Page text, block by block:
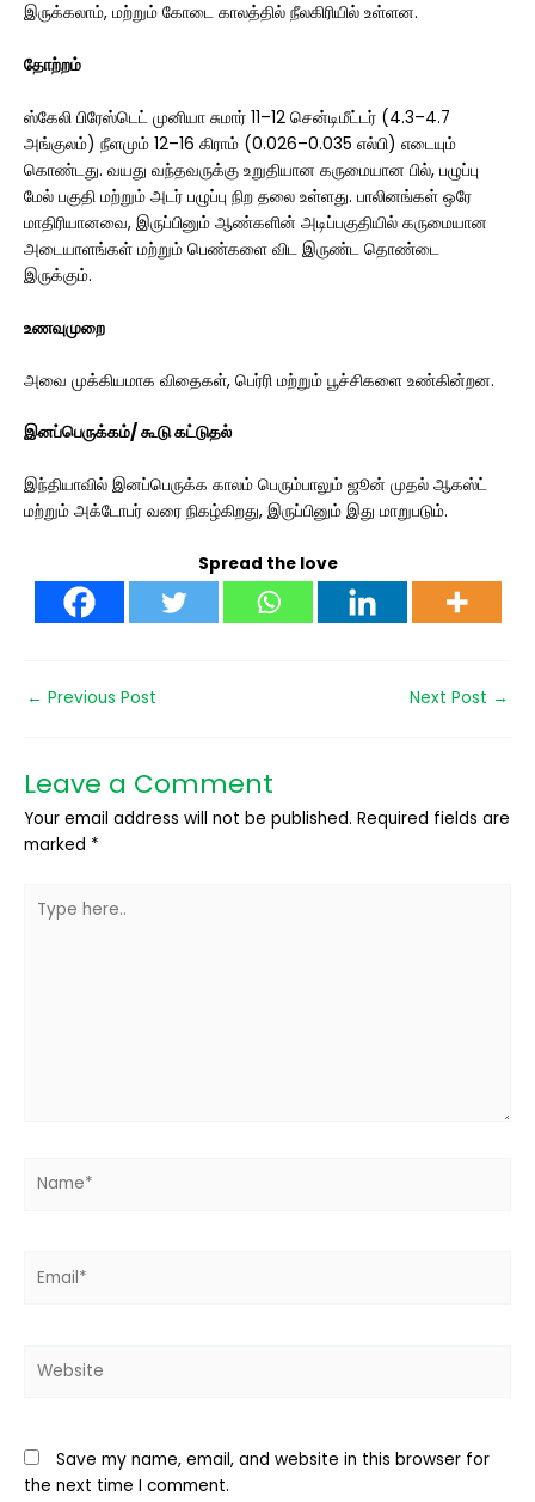
இருக்கலாம், மற்றும் கோடை காலத்தில் நீலகிரியில் உள்ளன.
தோற்றம்
ஸ்கேலி பிரேஸ்டெட் முனியா சுமார் 11–12 சென்டிமீட்டர் (4.3–4.7
அங்குலம்) நீளமும் 12–16 கிராம் (0.026–0.035 எல்பி) எடையும்
கொண்டது. வயது வந்தவருக்கு உறுதியான கருமையான பில், பழுப்பு
மேல் பகுதி மற்றும் அடர் பழுப்பு நிற தலை உள்ளது. பாலினங்கள் ஒரே
மாதிரியானவை, இருப்பினும் ஆண்களின் அடிப்பகுதியில் கருமையான
அடையாளங்கள் மற்றும் பெண்களை விட இருண்ட தொண்டை
இருக்கும்.
உணவுமுறை
அவை முக்கியமாக விதைகள், பெர்ரி மற்றும் பூச்சிகளை உண்கின்றன.
இனப்பெருக்கம்/ கூடு கட்டுதல்
இந்தியாவில் இனப்பெருக்க காலம் பெரும்பாலும் ஜூன் முதல் ஆகஸ்ட்
மற்றும் அக்டோபர் வரை நிகழ்கிறது, இருப்பினும் இது மாறுபடும்.
Spread the love
← Previous Post Next Post →
Leave a Comment
Your email address will not be published. Required fields are
marked *
here..
Save my name, email, and website in this browser for
the next time I comment.